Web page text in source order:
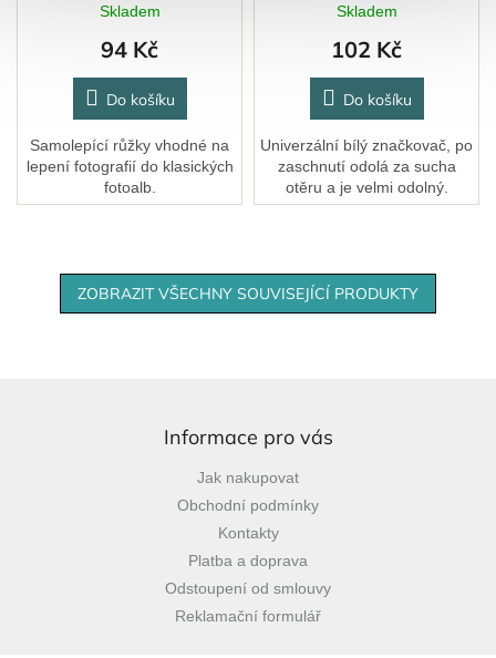
Skladem
94 Kč
Do košíku
Samolepící růžky vhodné na
lepení fotografií do klasických
fotoalb.
Skladem
102 Kč
Do košíku
Univerzální bílý značkovač, po
zaschnutí odolá za sucha
otěru a je velmi odolný.
ZOBRAZIT VŠECHNY SOUVISEJÍCÍ PRODUKTY
Informace pro vás
Jak nakupovat
Obchodní podmínky
Kontakty
Platba a doprava
Odstoupení od smlouvy
Reklamační formulář